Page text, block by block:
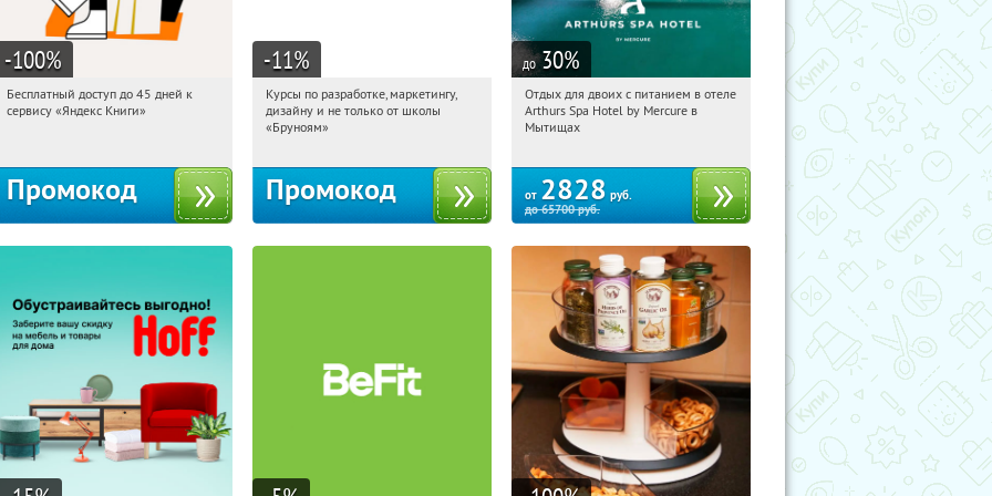
-100%
01:31:33
Получи первым!
Бесплатный доступ до 45 дней к
сервису «Яндекс Книги»
Промокод
-11%
01:31:33
Получи первым!
Россия
Курсы по разработке, маркетингу,
дизайну и не только от школы
«Бруноям»
Промокод
до 30%
01:31:33
Купи первым!
Московская обл., г. Мытищи, д.
Отдых для двоих с питанием в отеле
Arthurs Spa Hotel by Mercure в
Мытищах
от 2828 руб.
до65700руб.